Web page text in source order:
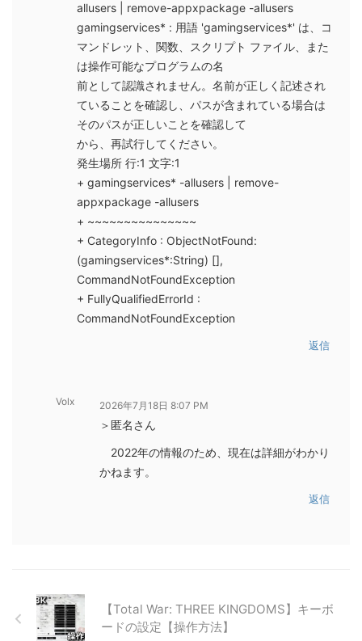
allusers | remove-appxpackage -allusers
gamingservices* : 用語 'gamingservices*' は、コ
マンドレット、関数、スクリプト ファイル、また
は操作可能なプログラムの名
前として認識されません。名前が正しく記述され
ていることを確認し、パスが含まれている場合は
そのパスが正しいことを確認して
から、再試行してください。
発生場所 行:1 文字:1
+ gamingservices* -allusers | remove-
appxpackage -allusers
+ ~~~~~~~~~~~~~~~
+ CategoryInfo : ObjectNotFound:
(gamingservices*:String) [],
CommandNotFoundException
+ FullyQualifiedErrorId :
CommandNotFoundException
返信
Volx 2026年7月18日 8:07 PM
＞匿名さん
2022年の情報のため、現在は詳細がわかり
かねます。
返信
【Total War: THREE KINGDOMS】キーボ
ードの設定【操作方法】